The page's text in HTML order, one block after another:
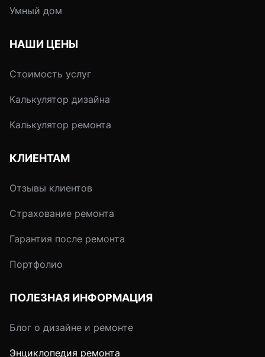
Умный дом
НАШИ ЦЕНЫ
Стоимость услуг
Калькулятор дизайна
Калькулятор ремонта
КЛИЕНТАМ
Отзывы клиентов
Страхование ремонта
Гарантия после ремонта
Портфолио
ПОЛЕЗНАЯ ИНФОРМАЦИЯ
Блог о дизайне и ремонте
Энциклопедия ремонта